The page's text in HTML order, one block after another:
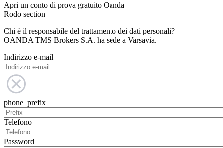
Apri un conto di prova gratuito Oanda
Rodo section
Chi è il responsabile del trattamento dei dati personali?
OANDA TMS Brokers S.A. ha sede a Varsavia.
Indirizzo e-mail
phone_prefix
Telefono
Password